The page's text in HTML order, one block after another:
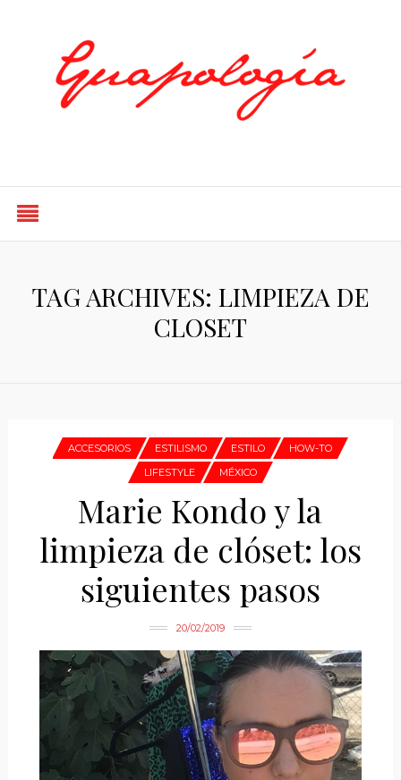
TAG ARCHIVES: LIMPIEZA DE
CLOSET
ACCESORIOS ESTILISMO ESTILO
HOW-TO
LIFESTYLE
MÉXICO
Marie Kondo y la
limpieza de clóset: los
siguientes pasos
20/02/2019